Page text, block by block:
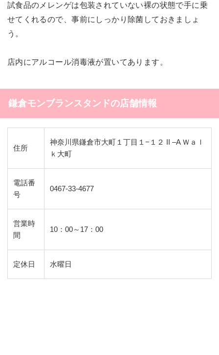
試食品のメレンゲは包装されていない裸の状態で手に乗
せてくれるので、事前にしっかり除菌しておきましょ
う。
店内にアルコール消毒液が置いてあります。
鎌倉モンブランスタンドの店舗情報
住所
神奈川県鎌倉市大町１丁目１−１２ II –A Ｗａｌ
ｋ大町
電話番
号
0467-33-4677
営業時
間
10：00～17：00
定休日 水曜日